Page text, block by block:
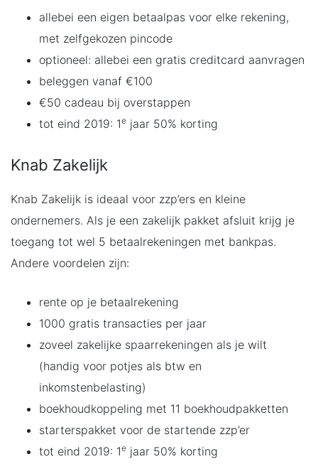
allebei een eigen betaalpas voor elke rekening,
met zelfgekozen pincode
optioneel: allebei een gratis creditcard aanvragen
beleggen vanaf €100
€50 cadeau bij overstappen
tot eind 2019: 1e jaar 50% korting
Knab Zakelijk
Knab Zakelijk is ideaal voor zzp’ers en kleine
ondernemers. Als je een zakelijk pakket afsluit krijg je
toegang tot wel 5 betaalrekeningen met bankpas.
Andere voordelen zijn:
rente op je betaalrekening
1000 gratis transacties per jaar
zoveel zakelijke spaarrekeningen als je wilt
(handig voor potjes als btw en
inkomstenbelasting)
boekhoudkoppeling met 11 boekhoudpakketten
starterspakket voor de startende zzp’er
tot eind 2019: 1e jaar 50% korting